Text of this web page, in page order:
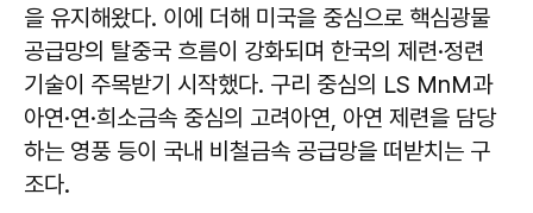
을 유지해왔다. 이에 더해 미국을 중심으로 핵심광물
공급망의 탈중국 흐름이 강화되며 한국의 제련·정련
기술이 주목받기 시작했다. 구리 중심의 LS MnM과
아연·연·희소금속 중심의 고려아연, 아연 제련을 담당
하는 영풍 등이 국내 비철금속 공급망을 떠받치는 구
조다.